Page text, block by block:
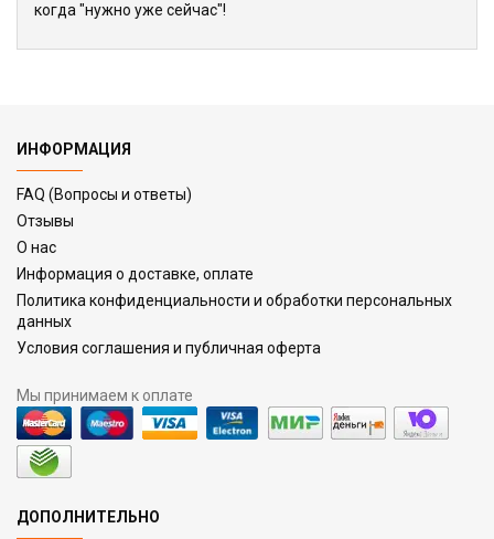
когда "нужно уже сейчас"!
ИНФОРМАЦИЯ
FAQ (Вопросы и ответы)
Отзывы
О нас
Информация о доставке, оплате
Политика конфиденциальности и обработки персональных
данных
Условия соглашения и публичная оферта
Мы принимаем к оплате
ДОПОЛНИТЕЛЬНО